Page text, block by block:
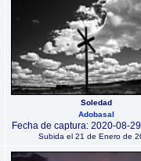
Soledad
Adobasal
Fecha de captura: 2020-08-
Subida el 21 de Enero de